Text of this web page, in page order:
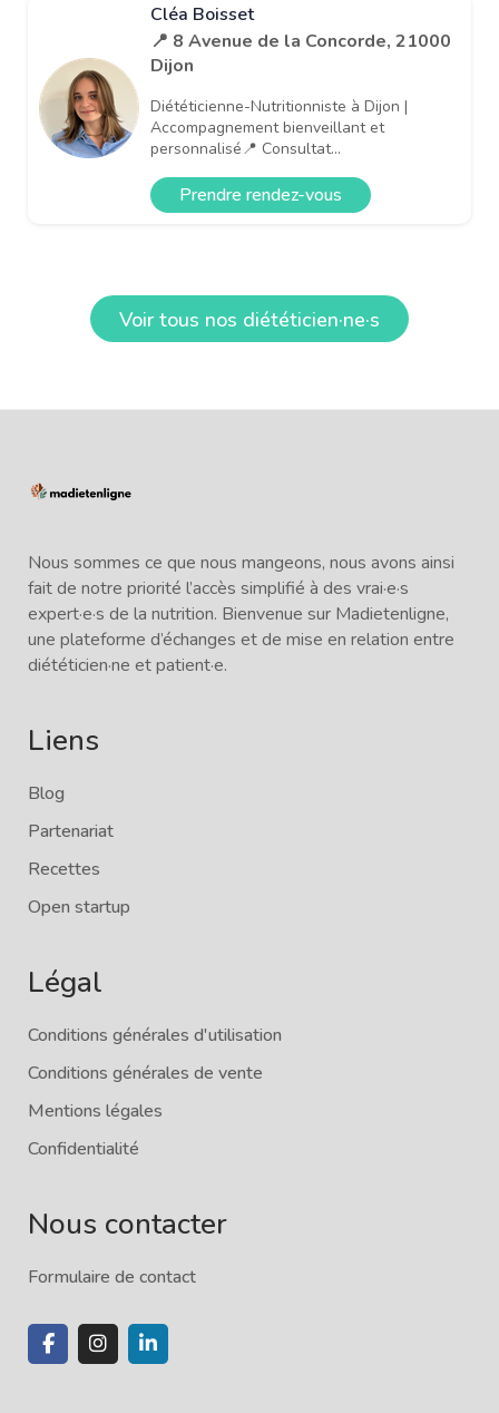
Cléa Boisset
📍 8 Avenue de la Concorde, 21000
Dijon
Diététicienne-Nutritionniste à Dijon |
Accompagnement bienveillant et
personnalisé📍 Consultat...
Prendre rendez-vous
Voir tous nos diététicien·ne·s
Nous sommes ce que nous mangeons, nous avons ainsi
fait de notre priorité l’accès simplifié à des vrai·e·s
expert·e·s de la nutrition. Bienvenue sur Madietenligne,
une plateforme d’échanges et de mise en relation entre
diététicien·ne et patient·e.
Liens
Blog
Partenariat
Recettes
Open startup
Légal
Conditions générales d'utilisation
Conditions générales de vente
Mentions légales
Confidentialité
Nous contacter
Formulaire de contact